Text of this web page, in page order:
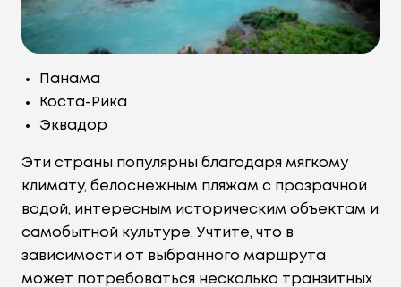
Панама
Коста-Рика
Эквадор
Эти страны популярны благодаря мягкому
климату, белоснежным пляжам с прозрачной
водой, интересным историческим объектам и
самобытной культуре. Учтите, что в
зависимости от выбранного маршрута
может потребоваться несколько транзитных